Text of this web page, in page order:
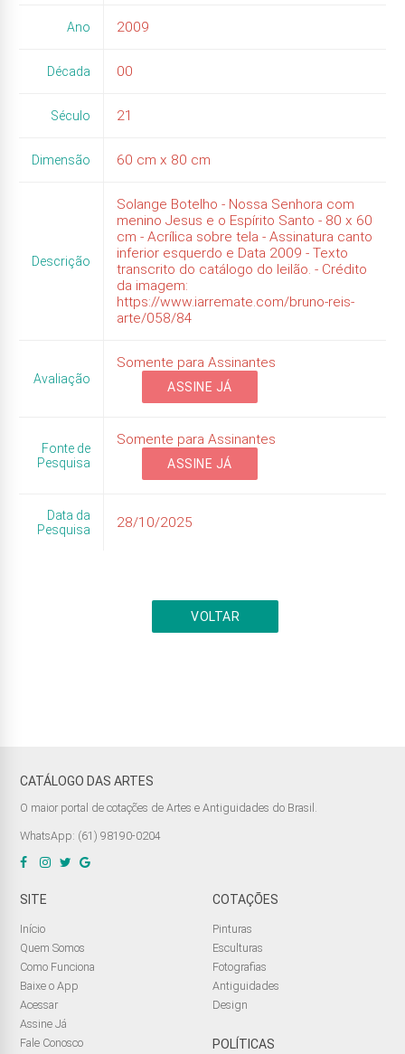
Ano 2009
Década 00
Século 21
Dimensão 60 cm x 80 cm
Descrição
Solange Botelho - Nossa Senhora com
menino Jesus e o Espírito Santo - 80 x 60
cm - Acrílica sobre tela - Assinatura canto
inferior esquerdo e Data 2009 - Texto
transcrito do catálogo do leilão. - Crédito
da imagem:
https://www.iarremate.com/bruno-reis-
arte/058/84
Avaliação
Somente para Assinantes
ASSINE JÁ
Fonte de
Pesquisa
Somente para Assinantes
ASSINE JÁ
Data da
Pesquisa
28/10/2025
VOLTAR
CATÁLOGO DAS ARTES
O maior portal de cotações de Artes e Antiguidades do Brasil.
WhatsApp: (61) 98190-0204
SITE
Início
Quem Somos
Como Funciona
Baixe o App
Acessar
Assine Já
Fale Conosco
COTAÇÕES
Pinturas
Esculturas
Fotografias
Antiguidades
Design
POLÍTICAS